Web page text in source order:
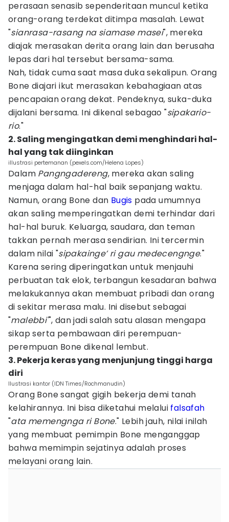
perasaan senasib sependeritaan muncul ketika
orang-orang terdekat ditimpa masalah. Lewat
"sianrasa-rasang na siamase masei", mereka
diajak merasakan derita orang lain dan berusaha
lepas dari hal tersebut bersama-sama.
Nah, tidak cuma saat masa duka sekalipun. Orang
Bone diajari ikut merasakan kebahagiaan atas
pencapaian orang dekat. Pendeknya, suka-duka
dijalani bersama. Ini dikenal sebagao "sipakario-
rio."
2. Saling mengingatkan demi menghindari hal-
hal yang tak diinginkan
illustrasi pertemanan (pexels.com/Helena Lopes)
Dalam Pangngadereng, mereka akan saling
menjaga dalam hal-hal baik sepanjang waktu.
Namun, orang Bone dan Bugis pada umumnya
akan saling memperingatkan demi terhindar dari
hal-hal buruk. Keluarga, saudara, dan teman
takkan pernah merasa sendirian. Ini tercermin
dalam nilai "sipakainge’ ri gau medecengnge."
Karena sering diperingatkan untuk menjauhi
perbuatan tak elok, terbangun kesadaran bahwa
melakukannya akan membuat pribadi dan orang
di sekitar merasa malu. Ini disebut sebagai
"malebbi'", dan jadi salah satu alasan mengapa
sikap serta pembawaan diri perempuan-
perempuan Bone dikenal lembut.
3. Pekerja keras yang menjunjung tinggi harga
diri
Ilustrasi kantor (IDN Times/Rochmanudin)
Orang Bone sangat gigih bekerja demi tanah
kelahirannya. Ini bisa diketahui melalui falsafah
"ata memengnga ri Bone." Lebih jauh, nilai inilah
yang membuat pemimpin Bone menganggap
bahwa memimpin sejatinya adalah proses
melayani orang lain.